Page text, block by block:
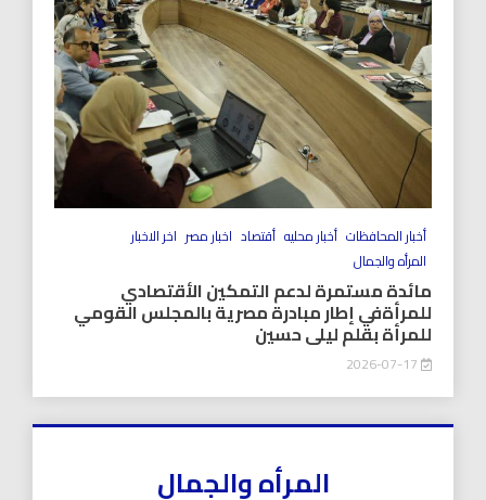
أخبار المحافظات أخبار محليه أقتصاد اخبار مصر اخر الاخبار
المرأه والجمال
مائدة مستمرة لدعم التمكين الأقتصادي
للمرأةفي إطار مبادرة مصرية بالمجلس القومي
للمرأة بقلم ليلى حسين
المرأه والجمال